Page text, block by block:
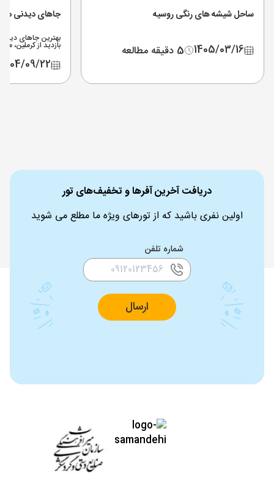
ساحل شیشه های رنگی روسیه
1405/03/16 5 دقیقه مطالعه
جاهای دیدنی
بهترین جاهای
بازدید از کرملین،
هزینه بلیط‌ها و نقشه
1404/09/22
دریافت آخرین آفرها و تخفیف‌های تور
اولین نفری باشید که از تورهای ویژه ما مطلع می شوید
شماره تلفن
ارسال